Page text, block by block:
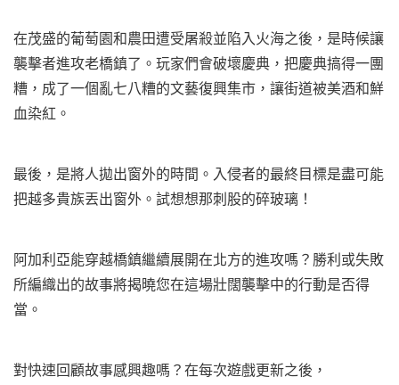
在茂盛的葡萄園和農田遭受屠殺並陷入火海之後，是時候讓
襲擊者進攻老橋鎮了。玩家們會破壞慶典，把慶典搞得一團
糟，成了一個亂七八糟的文藝復興集市，讓街道被美酒和鮮
血染紅。
最後，是將人拋出窗外的時間。入侵者的最終目標是盡可能
把越多貴族丟出窗外。試想想那刺股的碎玻璃！
阿加利亞能穿越橋鎮繼續展開在北方的進攻嗎？勝利或失敗
所編織出的故事將揭曉您在這場壯闊襲擊中的行動是否得
當。
對快速回顧故事感興趣嗎？在每次遊戲更新之後，